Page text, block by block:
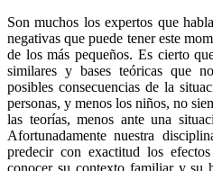
Son muchos los expertos que
negativas que puede tener este
de los más pequeños. Es cierto
similares y bases teóricas que
posibles consecuencias de la
personas, y menos los niños, no
las teorías, menos ante una
Afortunadamente nuestra
predecir con exactitud los
conocer su contexto familiar y su